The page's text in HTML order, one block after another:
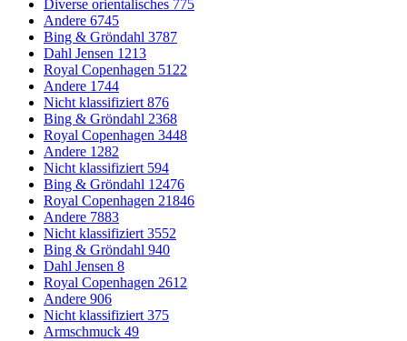
Diverse orientalisches 775
Andere 6745
Bing & Gröndahl 3787
Dahl Jensen 1213
Royal Copenhagen 5122
Andere 1744
Nicht klassifiziert 876
Bing & Gröndahl 2368
Royal Copenhagen 3448
Andere 1282
Nicht klassifiziert 594
Bing & Gröndahl 12476
Royal Copenhagen 21846
Andere 7883
Nicht klassifiziert 3552
Bing & Gröndahl 940
Dahl Jensen 8
Royal Copenhagen 2612
Andere 906
Nicht klassifiziert 375
Armschmuck 49